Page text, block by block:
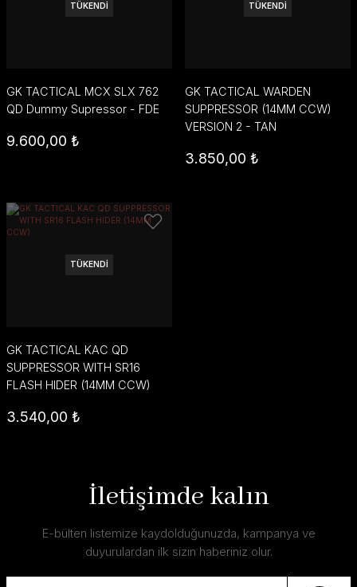
TÜKENDİ
GK TACTICAL MCX SLX 762
QD Dummy Supressor - FDE
9.600,00 ₺
TÜKENDİ
GK TACTICAL WARDEN
SUPPRESSOR (14MM CCW)
VERSION 2 - TAN
3.850,00 ₺
TÜKENDİ
GK TACTICAL KAC QD
SUPPRESSOR WITH SR16
FLASH HIDER (14MM CCW)
3.540,00 ₺
İletişimde kalın
E-bülten listemize kaydolduğunuzda, kampanya ve
duyurulardan ilk sizin haberiniz olur.